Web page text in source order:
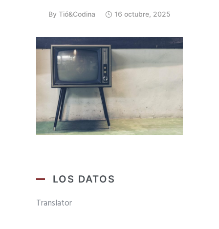
By Tió&Codina 16 octubre, 2025
LOS DATOS
Translator